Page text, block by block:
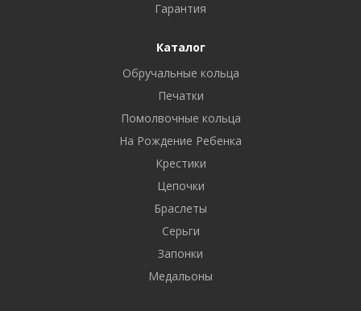
Гарантия
Каталог
Обручальные кольца
Печатки
Помолвочные кольца
На Рождение Ребенка
Крестики
Цепочки
Браслеты
Серьги
Запонки
Медальоны